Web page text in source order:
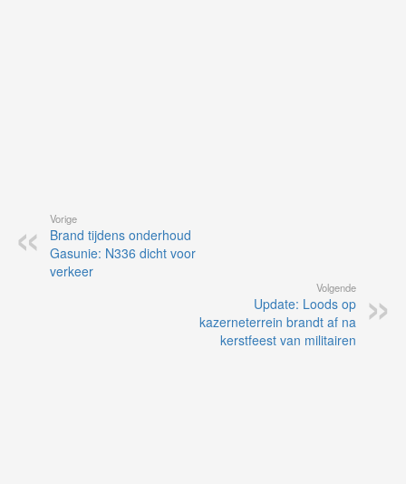
Vorige
Brand tijdens onderhoud
Gasunie: N336 dicht voor
verkeer
Volgende
Update: Loods op
kazerneterrein brandt af na
kerstfeest van militairen